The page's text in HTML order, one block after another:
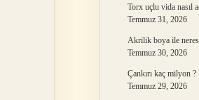
Torx uçlu vida nasıl
Temmuz 31, 2026
Akrilik boya ile
Temmuz 30, 2026
Çankırı kaç milyon ?
Temmuz 29, 2026